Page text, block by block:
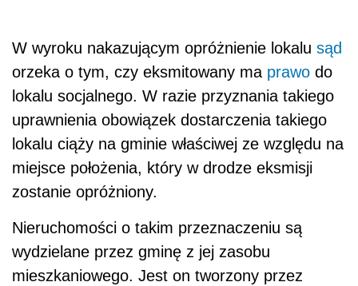
W wyroku nakazującym opróżnienie lokalu sąd
orzeka o tym, czy eksmitowany ma prawo do
lokalu socjalnego. W razie przyznania takiego
uprawnienia obowiązek dostarczenia takiego
lokalu ciąży na gminie właściwej ze względu na
miejsce położenia, który w drodze eksmisji
zostanie opróżniony.
Nieruchomości o takim przeznaczeniu są
wydzielane przez gminę z jej zasobu
mieszkaniowego. Jest on tworzony przez